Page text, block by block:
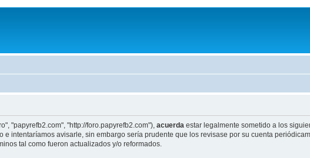
"papyrefb2.com", "http://foro.papyrefb2.com"), acuerda estar legalmente sometido a los
intentaríamos avisarle, sin embargo sería prudente que los revisase por su cuenta
tal como fueron actualizados y/o reformados.